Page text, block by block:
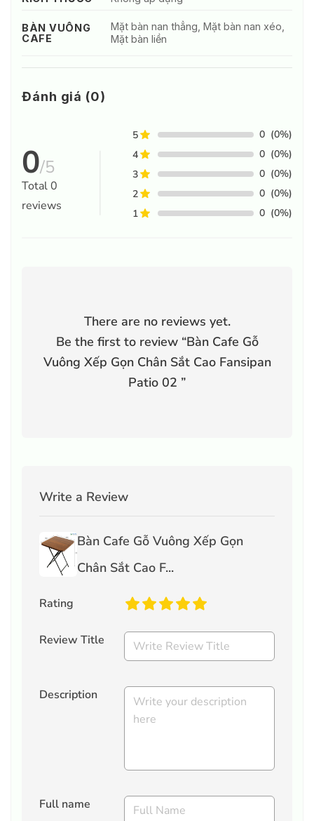
BÀN VUÔNG
CAFE
Mặt bàn nan thẳng, Mặt bàn nan xéo,
Mặt bàn liền
Đánh giá (0)
0/5
Total0
reviews
5 0 (0%)
4
0 (0%)
3
0 (0%)
2
0 (0%)
1
0 (0%)
There are no reviews yet.
Be the first to review “Bàn Cafe Gỗ
Vuông Xếp Gọn Chân Sắt Cao Fansipan
Patio 02 ”
Write a Review
Bàn Cafe Gỗ Vuông Xếp Gọn
Chân Sắt Cao F...
Rating
Review Title
Description
Full name